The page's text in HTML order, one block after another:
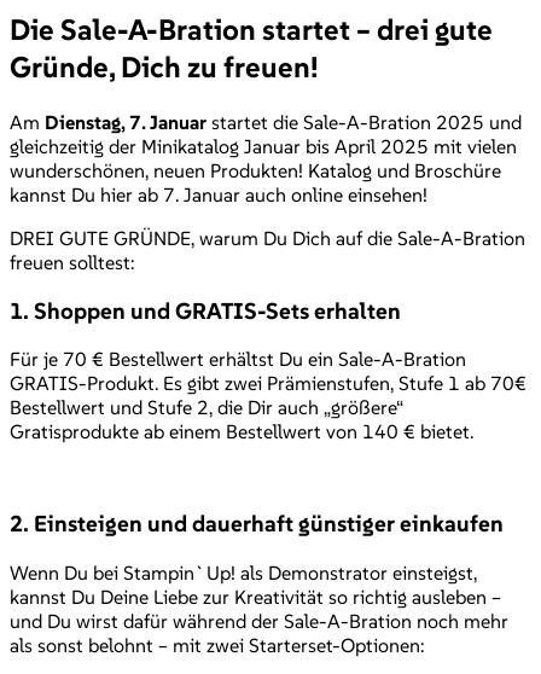
Die Sale-A-Bration startet – drei gute
Gründe, Dich zu freuen!
Am Dienstag, 7. Januar startet die Sale-A-Bration 2025 und
gleichzeitig der Minikatalog Januar bis April 2025 mit vielen
wunderschönen, neuen Produkten! Katalog und Broschüre
kannst Du hier ab 7. Januar auch online einsehen!
DREI GUTE GRÜNDE, warum Du Dich auf die Sale-A-Bration
freuen solltest:
1. Shoppen und GRATIS-Sets erhalten
Für je 70 € Bestellwert erhältst Du ein Sale-A-Bration
GRATIS-Produkt. Es gibt zwei Prämienstufen, Stufe 1 ab 70€
Bestellwert und Stufe 2, die Dir auch „größere“
Gratisprodukte ab einem Bestellwert von 140 € bietet.
2. Einsteigen und dauerhaft günstiger einkaufen
Wenn Du bei Stampin`Up! als Demonstrator einsteigst,
kannst Du Deine Liebe zur Kreativität so richtig ausleben –
und Du wirst dafür während der Sale-A-Bration noch mehr
als sonst belohnt – mit zwei Starterset-Optionen: